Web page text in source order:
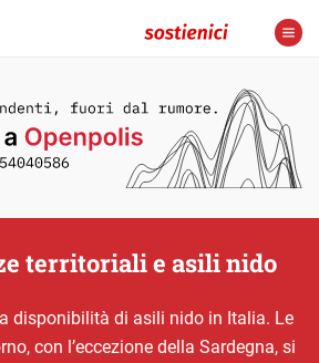
territoriali e asili nido
disponibilità di asili nido in Italia. Le
con l’eccezione della Sardegna, si